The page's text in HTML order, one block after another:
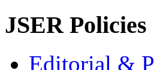
JSER Policies
Editorial &